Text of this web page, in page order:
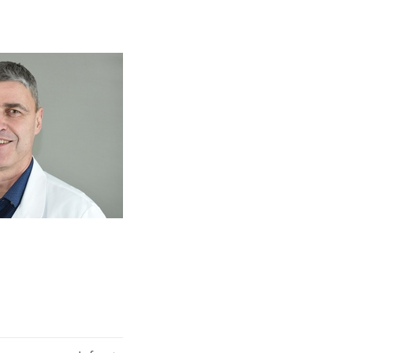
Björn Kreutzer
Curriculum Vitae